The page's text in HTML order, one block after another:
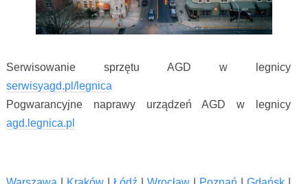
Serwisowanie sprzętu AGD w legnicy
serwisyagd.pl/legnica
Pogwarancyjne naprawy urządzeń AGD w legnicy
agd.legnica.pl